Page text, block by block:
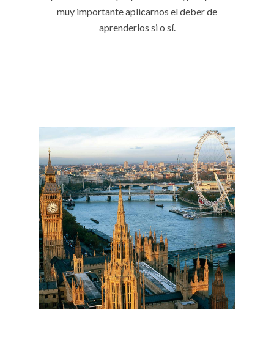
muy importante aplicarnos el deber de
aprenderlos si o sí.